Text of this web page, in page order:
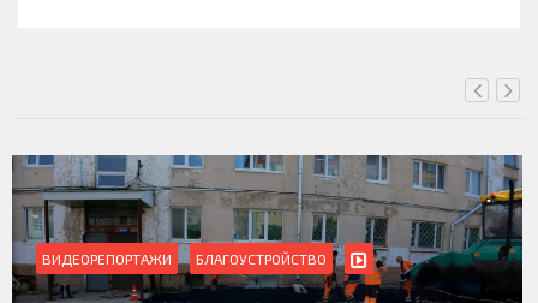
ВИДЕОРЕПОРТАЖИ БЛАГОУСТРОЙСТВО